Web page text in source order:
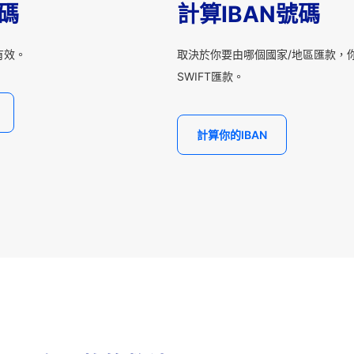
。
計算IBAN號碼
取決於你要由哪個國家/地區匯款，
SWIFT匯款。
計算你的IBAN